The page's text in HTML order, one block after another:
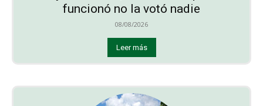
funcionó no la votó nadie
08/08/2026
Leer más